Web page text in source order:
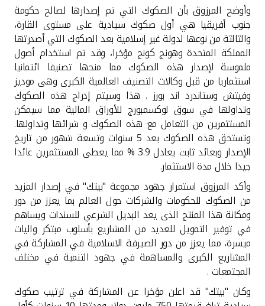
وأوضح المرزوق بأن الصكوك التي تم إصدارها لصالح حكومة
جنوب أفريقيا هي أول صكوك سيادية على مستوى القارة،
والثالثة من نوعها لدولة غير إسلامية بعد الصكوك التي أصدرتها
المملكة المتحدة وهونج كونج مؤخرا، وقد تم استخدام أصول
ملموسة لإصدار هذه الصكوك مما منحها تصنيفا ائتمانيا
استثماريا من قبل وكالات التصنيف العالمية الكبرى وهى موديز
وفيتش وستاندرد اند بورز . هذا وسيتم إدراج هذه الصكوك
وتداولها في سوق لوكسمبورج للأوراق المالية مما سيمكن
المستثمرين من التعامل مع هذه الصكوك و شرائها وتداولها.
وتستحق هذه الصكوك بعد 5 سنوات وتسعة شهور من تاريخ
الإصدار وبعائد ثابت يعادل 3.9 % مما يعطى المستثمرين عائدا
جيدا خلال مدة الاستثمار.
وأكد المرزوق استمرار جهود مجموعة "بيتك" في إصدار المزيد
من الصكوك للحكومات والشركات حول العالم بما يعزز من دور
ومكانة هذا المنتج الذى يعد البديل الشرعي للسندات ويساهم
في توفير التمويل للعديد من المشاريع بأسلوب مبتكر واليات
ميسرة، مما يعزز من دور الصيرفة الاسلامية في المشاركة في
المشاريع الكبرى والمساهمة في جهود التنمية في مختلف
المجتمعات .
وكان "بيتك" قد اعلن مؤخرا عن المشاركة في ترتيب صكوك